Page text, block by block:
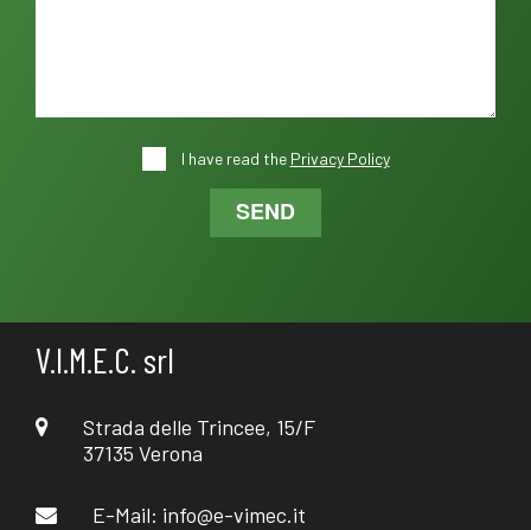
I have read the Privacy Policy
SEND
V.I.M.E.C. srl
Strada delle Trincee, 15/F
37135 Verona
E-Mail: info@e-vimec.it